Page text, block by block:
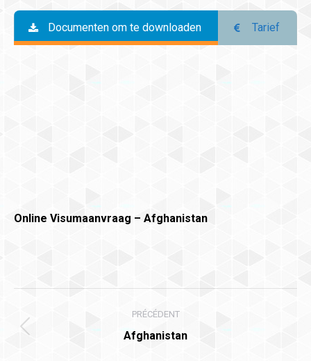
Documenten om te downloaden Tarief
Online Visumaanvraag – Afghanistan
article
PRÉCÉDENT
Article
Afghanistan